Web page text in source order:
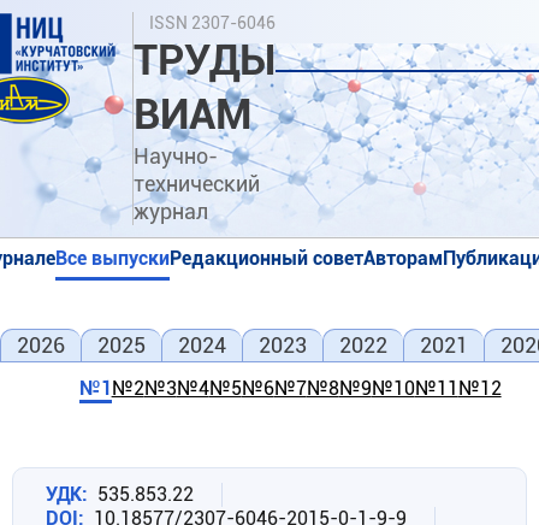
Перейти
основному
содержанию
ISSN 2307-6046
ТРУДЫ
ВИАМ
Научно-
технический
журнал
Поиск
Все выпускиРедакционный советАвторам
2026 2025 2024 2023 2022 2021
№1№2№3№4№5№6№7№8№9№10№11 №12
УДК
535.853.22
DOI
10.18577/2307-6046-2015-0-1-9-9